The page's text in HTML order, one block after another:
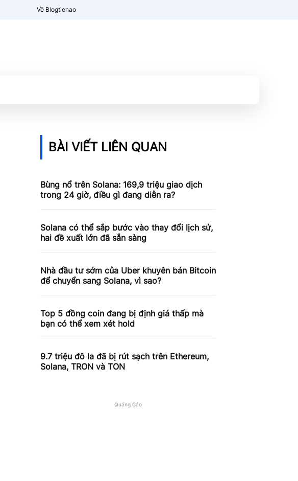
Về Blogtienao
BÀI VIẾT LIÊN QUAN
Bùng nổ trên Solana: 169,9 triệu giao dịch
trong 24 giờ, điều gì đang diễn ra?
Solana có thể sắp bước vào thay đổi lịch sử,
hai đề xuất lớn đã sẵn sàng
Nhà đầu tư sớm của Uber khuyên bán Bitcoin
để chuyển sang Solana, vì sao?
Top 5 đồng coin đang bị định giá thấp mà
bạn có thể xem xét hold
9.7 triệu đô la đã bị rút sạch trên Ethereum,
Solana, TRON và TON
Quảng Cáo